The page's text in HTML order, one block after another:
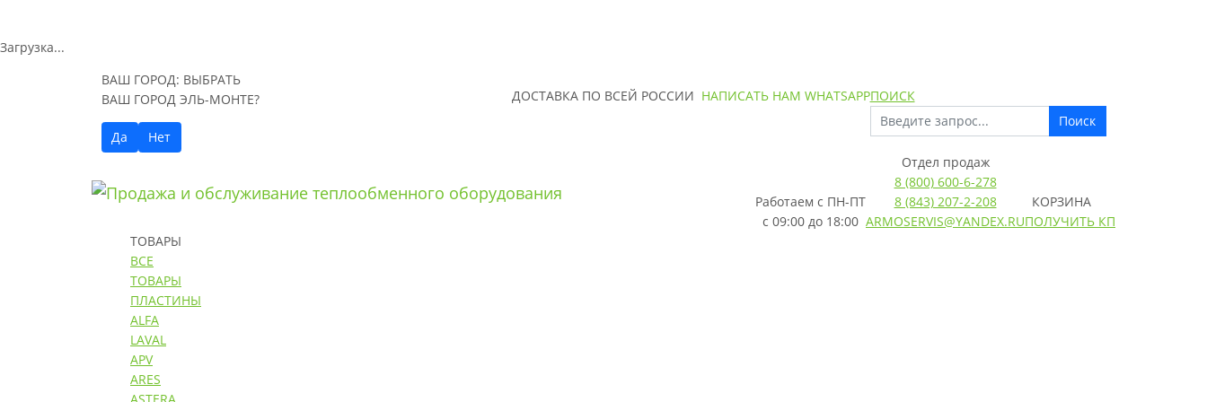
Загрузка...
ВАШ ГОРОД: ВЫБРАТЬ
ВАШ ГОРОД ЭЛЬ-МОНТЕ?
Да Нет
ДОСТАВКА ПО ВСЕЙ РОССИИ НАПИСАТЬ НАМ WHATSAPPПОИСК
Поиск
Работаем с ПН-ПТ
с 09:00 до 18:00
Отдел продаж
8 (800) 600-6-278
8 (843) 207-2-208
ARMOSERVIS@YANDEX.RU
КОРЗИНА
ПОЛУЧИТЬ КП
ТОВАРЫ
ВСЕ
ТОВАРЫ
ПЛАСТИНЫ
ALFA
LAVAL
APV
ARES
ASTERA